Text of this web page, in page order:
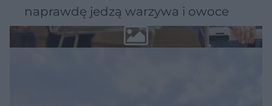
naprawdę jedzą warzywa i owoce